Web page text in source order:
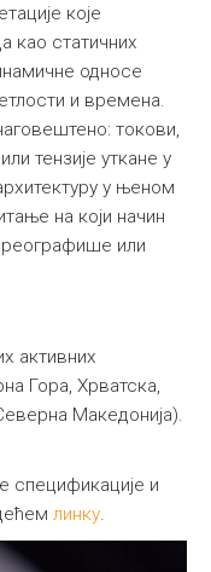
које
као статичних
односе
и времена.
токови,
тензије уткане у
у њеном
на који начин
или
активних
Гора, Хрватска,
Македонија).
спецификације и
линку.